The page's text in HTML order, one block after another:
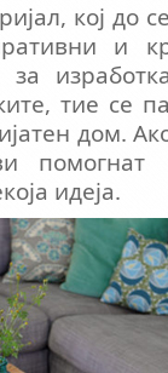
кој до
и
за
тие се
дом.
помогнат
идеја.